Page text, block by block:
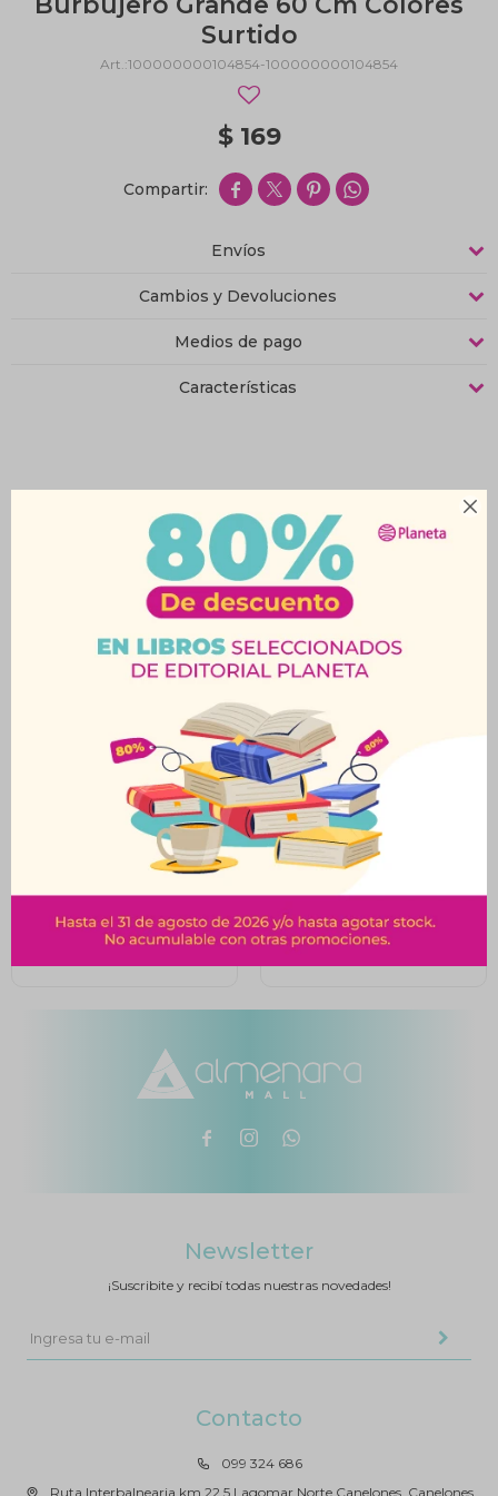

Surtido
100000000104854-100000000104854
$ 169
   
Envíos
Cambios y Devoluciones
Medios de pago
Características
Productos que te pueden interesar
Balde De Playa Set
Completo
Spiderman – Escudo
Lanzador de Agua
$
  
Contacto
099 324 686
Ruta Interbalnearia km 22.5 Lagomar Norte Canelones, Canelones
Newsletter
¡Suscribite y recibí todas nuestras novedades!